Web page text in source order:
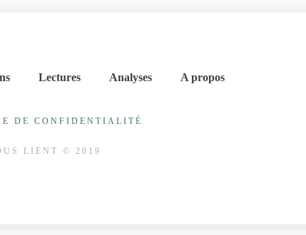
Lectures Analyses A propos
DE CONFIDENTIALITÉ
LIENT © 2019